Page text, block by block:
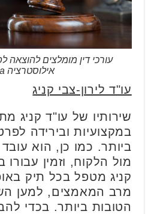
עורכי דין מומלצים להוצאה
אילוסטרציה canva
עו"ד לירון-צבי קניג
שירותיו של עו"ד קניג
במקצועיות ובירידה
ביותר. כמו כן, הוא
מול הלקוח, וזמין
קניג מטפל בכל תיק
מרב המאמצים, למען
הטובות ביותר. בכדי